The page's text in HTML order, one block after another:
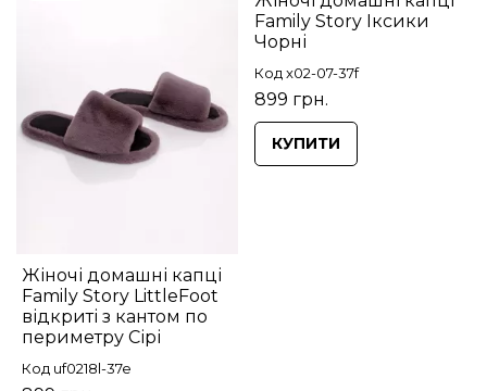
Жіночі домашні капці
Family Story LittleFoot
відкриті з кантом по
периметру Сірі
Код uf0218l-37e
Family Story Іксики
Чорні
Код x02-07-37f
899 грн.
КУПИТИ